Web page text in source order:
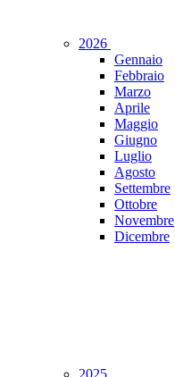
2026
Gennaio
Febbraio
Marzo
Aprile
Maggio
Giugno
Luglio
Agosto
Settembre
Ottobre
Novembre
Dicembre